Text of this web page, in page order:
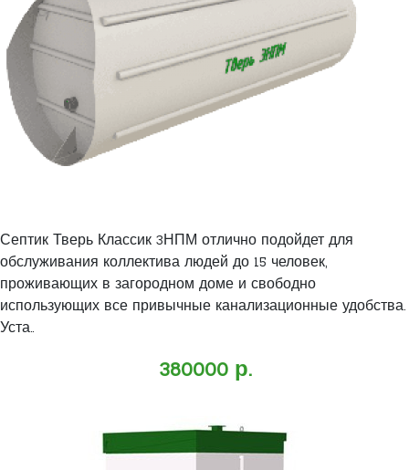
Септик Тверь Классик 3НПМ отлично подойдет для
обслуживания коллектива людей до 15 человек,
проживающих в загородном доме и свободно
использующих все привычные канализационные удобства.
Уста..
380000 р.